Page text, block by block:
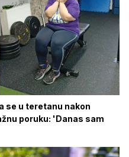
se u teretanu nakon
poruku: 'Danas sam